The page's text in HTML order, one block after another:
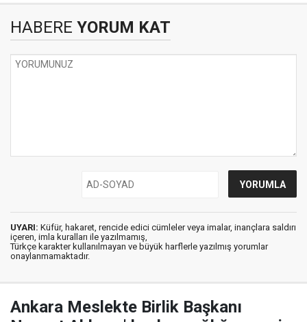
HABERE YORUM KAT
UYARI: Küfür, hakaret, rencide edici cümleler veya imalar, inançlara saldırı
içeren, imla kuralları ile yazılmamış,
Türkçe karakter kullanılmayan ve büyük harflerle yazılmış yorumlar
onaylanmamaktadır.
Ankara Meslekte Birlik Başkanı